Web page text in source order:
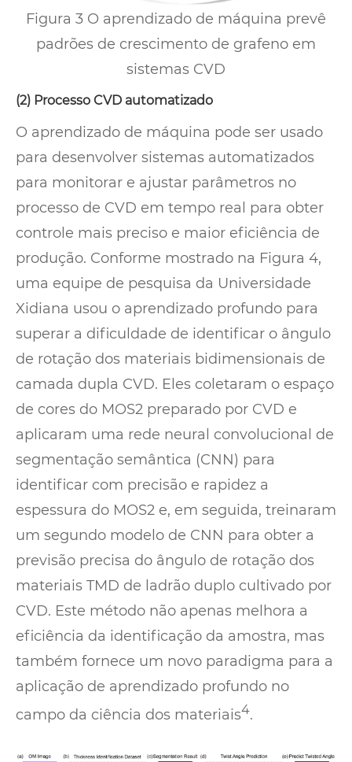
Figura 3 O aprendizado de máquina prevê
padrões de crescimento de grafeno em
sistemas CVD
(2) Processo CVD automatizado
O aprendizado de máquina pode ser usado
para desenvolver sistemas automatizados
para monitorar e ajustar parâmetros no
processo de CVD em tempo real para obter
controle mais preciso e maior eficiência de
produção. Conforme mostrado na Figura 4,
uma equipe de pesquisa da Universidade
Xidiana usou o aprendizado profundo para
superar a dificuldade de identificar o ângulo
de rotação dos materiais bidimensionais de
camada dupla CVD. Eles coletaram o espaço
de cores do MOS2 preparado por CVD e
aplicaram uma rede neural convolucional de
segmentação semântica (CNN) para
identificar com precisão e rapidez a
espessura do MOS2 e, em seguida, treinaram
um segundo modelo de CNN para obter a
previsão precisa do ângulo de rotação dos
materiais TMD de ladrão duplo cultivado por
CVD. Este método não apenas melhora a
eficiência da identificação da amostra, mas
também fornece um novo paradigma para a
aplicação de aprendizado profundo no
campo da ciência dos materiais4.